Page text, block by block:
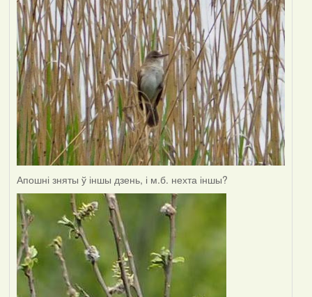
Апошні зняты ў іншы дзень, і м.б. нехта іншы?